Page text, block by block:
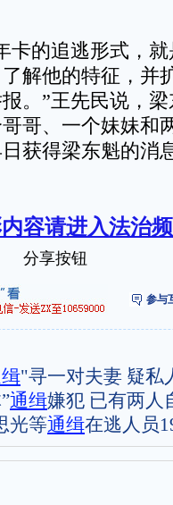
的追逃形式，就
解他的特征，并
。”王先民说，
哥、一个妹妹和
获得梁东魁的消
容请进入法治
分享按钮
参与
"寻一对夫妻 疑私
通缉嫌犯 已有两人
光等通缉在逃人员